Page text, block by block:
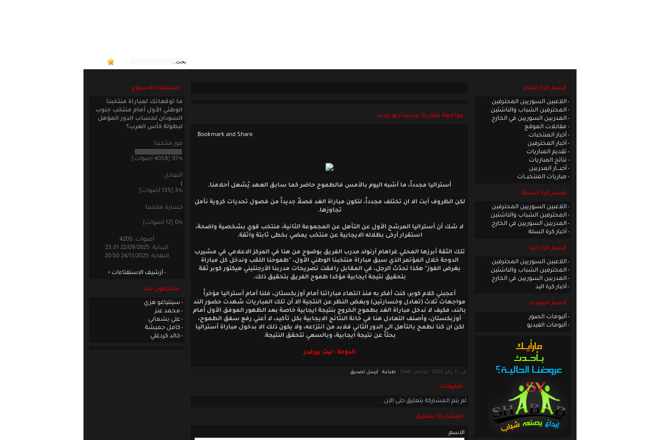
قسم كرة القدم
اللاعبين السوريين المحترفين
المحترفين الشباب والناشئين
المدربين السوريين في الخارج
مقابلات الموقع
أخبار المنتخبات
أخبار المحترفين
تقديم المباريات
نتائج المباريات
أخبـــار المدربين
مباريات المنتخبــات
قسم كرة السلة
اللاعبين السوريين المحترفين
المحترفين الشباب والناشئين
المدربين السوريين في الخارج
أخبار كرة السلة
قسم كرة اليد
اللاعبين السوريين المحترفين
المحترفين الشباب والناشئين
المدربين السوريين في الخارج
أخبار كرة اليد
قسم الميديا
ألبومات الصور
ألبومات الفيديو
مواجهة متكررة، وسيناريو جديد
أستراليا مجدداً، ما أشبه اليوم بالأمس فالطموح حاضر كما سابق العهد يُشعل أحلامنا.
لكن الظروف أبت الا ان تختلف مجدداً، لتكون مباراة الغد فصلاً جديداً من فصول تحديات كروية نأمل
تجاوزها.
لا شك أن أستراليا المرشح الأول عن التأهل عن المجموعة الثانية، منتخب قوي بشخصية واضحة،
استقرار أرخى بظلاله الايجابية عن منتخب يمضي بخطى ثابتة واثقة.
تلك الثقة أبرزها المحلي غراهام آرنولد مدرب الفريق بوضوح من هنا في المركز الاعلامي في مشيرب
الدوحة خلال المؤتمر الذي سبق مباراة منتخبنا الوطني الأول، "طموحنا اللقب وندخل كل مباراة
بغرض الفوز" هكذا تحدّث الرجل، في المقابل رافقت تصريحات مدربنا الأرجنتيني هيكتور كوبر ثقة
بتحقيق نتيجة ايجابية مؤكدا طموح الفريق بتحقيق ذلك.
أعجبني كلام كوبر، كنت أفكر به منذ انتهاء مباراتنا أمام أوزبكستان، فلنا أمام أستراليا مؤخراً
مواجهات ثلاث (تعادل وخسارتين) وبغض النظر عن النتجية الا أن تلك المباريات شهدت حضور الند
بالند، فكيف لا ندخل مباراة الغد بطموح الخروج بنتيجة ايجابية خاصة بعد الظهور الموفق الأول أمام
أوزبكستان، وأصنف التعادل هنا في خانة النتائج الايجابية بكل تأكيد، لا أعني رفع سفق الطموح،
لكن ان كنا نطمح بالتأهل الى الدور الثاني فلابد من انتزاعه، ولا يكون ذلك الا بدخول مباراة أستراليا
بحثاً عن نتيجة ايجابية، وبالسعي تتحقق النتيجة.
الدوحة - ليث بيرقدر
في 17 يناير 2024 · قراءات: 7340 · طباعة أرسل لصديق
تعليقات
لم يتم المشاركة بتعليق حتى الآن.
المشاركة بتعليق
الاسم:
استفتاء الاسبوع
ما توقعاتك لمباراة منتخبنا
الوطني الأول أمام منتخب جنوب
السودان لحساب الدور المؤهل
لبطولة كأس العرب؟
فوز منتخبنا
97% [4058 أصوات]
التعادل
3% [135 أصوات]
خسارة منتخبنا
0% [12 أصوات]
أصوات: 4205
البداية: 22/09/2025 23:31
النهاية: 24/11/2025 20:50
أرشيف الاستفتاءات
محترفون جدد
سينتياغو هزي
محمد عنز
علي بشماني
كامل حميشة
خالد كردغلي